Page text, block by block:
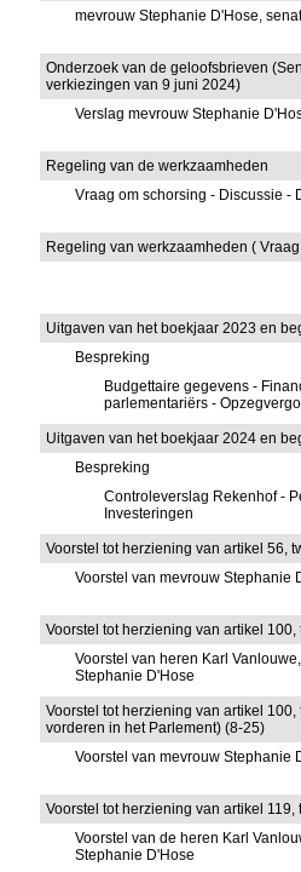
mevrouw Stephanie D'Hose,
Onderzoek van de geloofsbrieven
verkiezingen van 9 juni 2024)
Verslag mevrouw Stephanie
Regeling van de werkzaamheden
Vraag om schorsing - Discussie -
Regeling van werkzaamheden (
Uitgaven van het boekjaar 2023 en
Bespreking
Budgettaire gegevens -
parlementariërs -
Uitgaven van het boekjaar 2024 en
Bespreking
Controleverslag Rekenhof -
Investeringen
Voorstel tot herziening van artikel 56,
Voorstel van mevrouw Stephanie
Voorstel tot herziening van artikel
Voorstel van heren Karl
Stephanie D'Hose
Voorstel tot herziening van artikel
vorderen in het Parlement) (8-25)
Voorstel van mevrouw Stephanie
Voorstel tot herziening van artikel
Voorstel van de heren Karl
Stephanie D'Hose